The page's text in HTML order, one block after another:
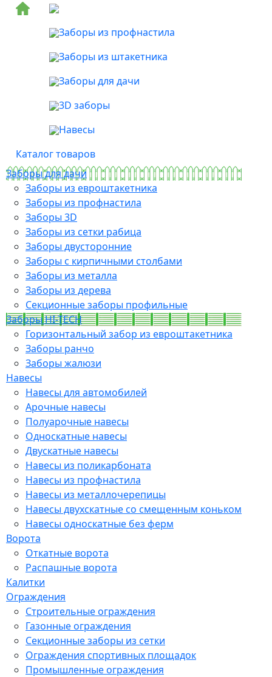
Заборы из профнастила
Заборы из штакетника
Заборы для дачи
3D заборы
Навесы
Каталог товаров
Заборы для дачи
Заборы из евроштакетника
Заборы из профнастила
Заборы 3D
Заборы из сетки рабица
Заборы двусторонние
Заборы с кирпичными столбами
Заборы из металла
Заборы из дерева
Секционные заборы профильные
Заборы HI-TECH
Горизонтальный забор из евроштакетника
Заборы ранчо
Заборы жалюзи
Навесы
Навесы для автомобилей
Арочные навесы
Полуарочные навесы
Односкатные навесы
Двускатные навесы
Навесы из поликарбоната
Навесы из профнастила
Навесы из металлочерепицы
Навесы двухскатные со смещенным коньком
Навесы односкатные без ферм
Ворота
Откатные ворота
Распашные ворота
Калитки
Ограждения
Строительные ограждения
Газонные ограждения
Секционные заборы из сетки
Ограждения спортивных площадок
Промышленные ограждения